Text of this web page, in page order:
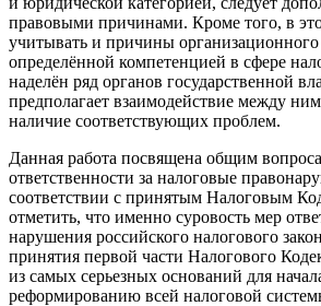
правовыми причинами. Кроме того, в
учитывать и причины организационного
определённой компетенцией в сфере
наделён ряд органов государственной
предполагает взаимодействие между
наличие соответствующих проблем.
Данная работа посвящена общим
ответственности за налоговые
соответствии с принятым Налоговым
отметить, что именно суровость мер
нарушения российского налогового
принятия первой части Налогового
из самых серьезных оснований для
реформированию всей налоговой